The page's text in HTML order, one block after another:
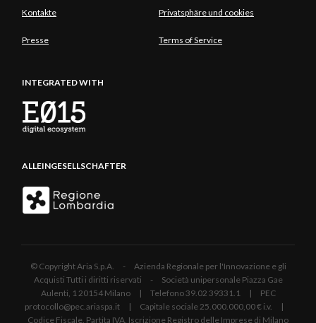
Kontakte Privatsphäre und cookies
Presse Terms of Service
INTEGRATED WITH
ALLEINGESELLSCHAFTER
© Copyright Aria S.p.A. - Azienda Regionale per l'Innovazione e gli
Acquisti Tutti i diritti riservati - Società unipersonale Piazza Gae
Aulenti, 1 20154 Milano | Telefono 39.02 39331.1 | PEC
protocollo@pec.ariaspa.it | Capitale sociale 25.000.000,00 € i.v. |
Codice Fiscale, Partita IVA, Iscrizione Registro delle Imprese di Milano